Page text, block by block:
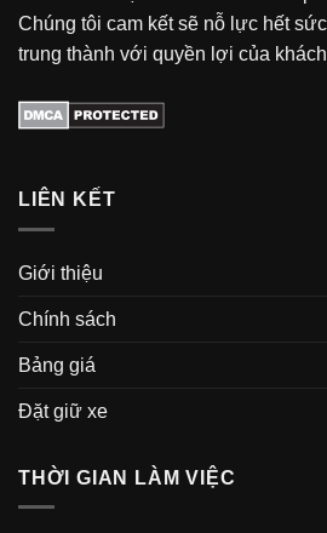
Chúng tôi cam kết sẽ nỗ lực hết
trung thành với quyền lợi của
LIÊN KẾT
Giới thiệu
Chính sách
Bảng giá
Đặt giữ xe
THỜI GIAN LÀM VIỆC